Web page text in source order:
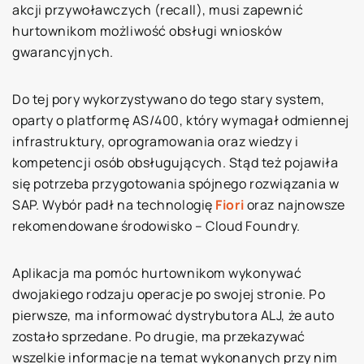
akcji przywoławczych (recall), musi zapewnić
hurtownikom możliwość obsługi wniosków
gwarancyjnych.
Do tej pory wykorzystywano do tego stary system,
oparty o platformę AS/400, który wymagał odmiennej
infrastruktury, oprogramowania oraz wiedzy i
kompetencji osób obsługujących. Stąd też pojawiła
się potrzeba przygotowania spójnego rozwiązania w
SAP. Wybór padł na technologię Fiorioraz najnowsze
rekomendowane środowisko – Cloud Foundry.
Aplikacja ma pomóc hurtownikom wykonywać
dwojakiego rodzaju operacje po swojej stronie. Po
pierwsze, ma informować dystrybutora ALJ, że auto
zostało sprzedane. Po drugie, ma przekazywać
wszelkie informacje na temat wykonanych przy nim